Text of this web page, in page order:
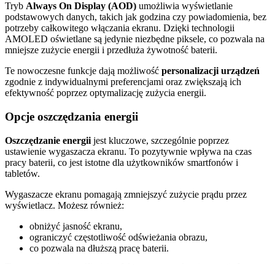
Tryb Always On Display (AOD) umożliwia wyświetlanie
podstawowych danych, takich jak godzina czy powiadomienia, bez
potrzeby całkowitego włączania ekranu. Dzięki technologii
AMOLED oświetlane są jedynie niezbędne piksele, co pozwala na
mniejsze zużycie energii i przedłuża żywotność baterii.
Te nowoczesne funkcje dają możliwość personalizacji urządzeń
zgodnie z indywidualnymi preferencjami oraz zwiększają ich
efektywność poprzez optymalizację zużycia energii.
Opcje oszczędzania energii
Oszczędzanie energii jest kluczowe, szczególnie poprzez
ustawienie wygaszacza ekranu. To pozytywnie wpływa na czas
pracy baterii, co jest istotne dla użytkowników smartfonów i
tabletów.
Wygaszacze ekranu pomagają zmniejszyć zużycie prądu przez
wyświetlacz. Możesz również:
obniżyć jasność ekranu,
ograniczyć częstotliwość odświeżania obrazu,
co pozwala na dłuższą pracę baterii.